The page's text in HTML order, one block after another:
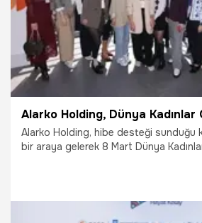
Alarko Holding, hibe desteği sunduğu
bir araya gelerek 8 Mart Dünya